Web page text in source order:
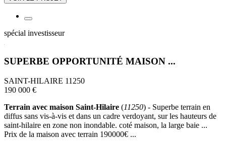
spécial investisseur
SUPERBE OPPORTUNITÉ MAISON ...
SAINT-HILAIRE 11250
190 000 €
Terrain avec maison Saint-Hilaire (11250) - Superbe terrain en
diffus sans vis-à-vis et dans un cadre verdoyant, sur les hauteurs de
saint-hilaire en zone non inondable. coté maison, la large baie ...
Prix de la maison avec terrain 190000€ ...